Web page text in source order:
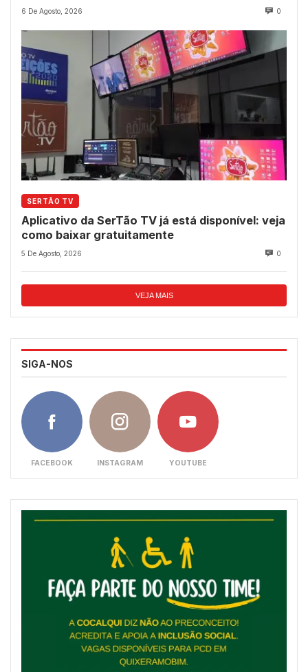
6 De Agosto, 2026 0
SERTÃO TV
Aplicativo da SerTão TV já está disponível: veja
como baixar gratuitamente
5 De Agosto, 2026 0
VEJA MAIS
SIGA-NOS
FACEBOOK INSTAGRAM YOUTUBE